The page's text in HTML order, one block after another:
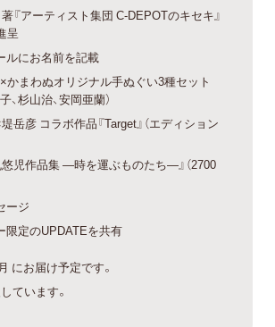
『アーティスト集団 C-DEPOTのキセキ』
呈
ルにお名前を記載
かまわぬオリジナル手ぬぐい3種セット
、杉山治、安岡亜蘭）
岳彦 コラボ作品『Target』（エディション
悠児作品集 —時を運ぶものたち—』（2700
ージ
限定のUPDATEを共有
にお届け予定です。
ています。